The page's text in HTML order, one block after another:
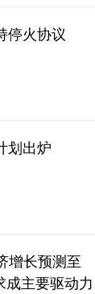
停火协议
划出炉
增长预测至
成主要驱动力